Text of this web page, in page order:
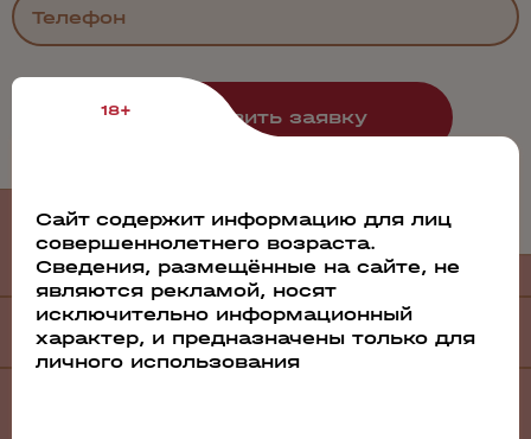
Филиалы
и дистрибьюторы
Филиалы
18+
Сайт содержит информацию для лиц
совершеннолетнего возраста.
Сведения, размещённые на сайте, не
являются рекламой, носят
исключительно информационный
характер, и предназначены только для
личного использования